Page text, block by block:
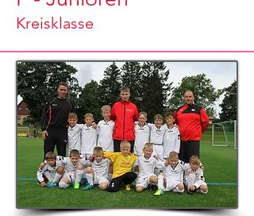
Kreisklasse